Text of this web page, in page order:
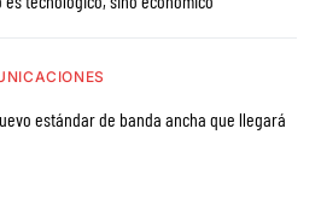
estándar de banda ancha que llegará